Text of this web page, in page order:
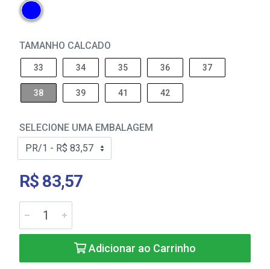
TAMANHO CALCADO
33 34 35 36 37
38 39 41 42
SELECIONE UMA EMBALAGEM
R$ 83,57
Adicionar ao Carrinho